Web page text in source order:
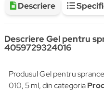
Descriere
Descriere Gel pentru
4059729324016
Produsul Gel pentru
010, 5 ml, din categoria